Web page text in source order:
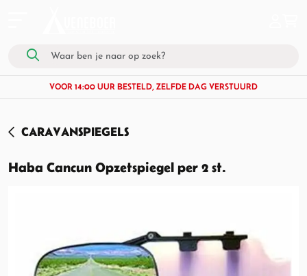
VOOR 14:00 UUR BESTELD, ZELFDE DAG VERSTUURD
CARAVANSPIEGELS
Haba Cancun Opzetspiegel per 2 st.